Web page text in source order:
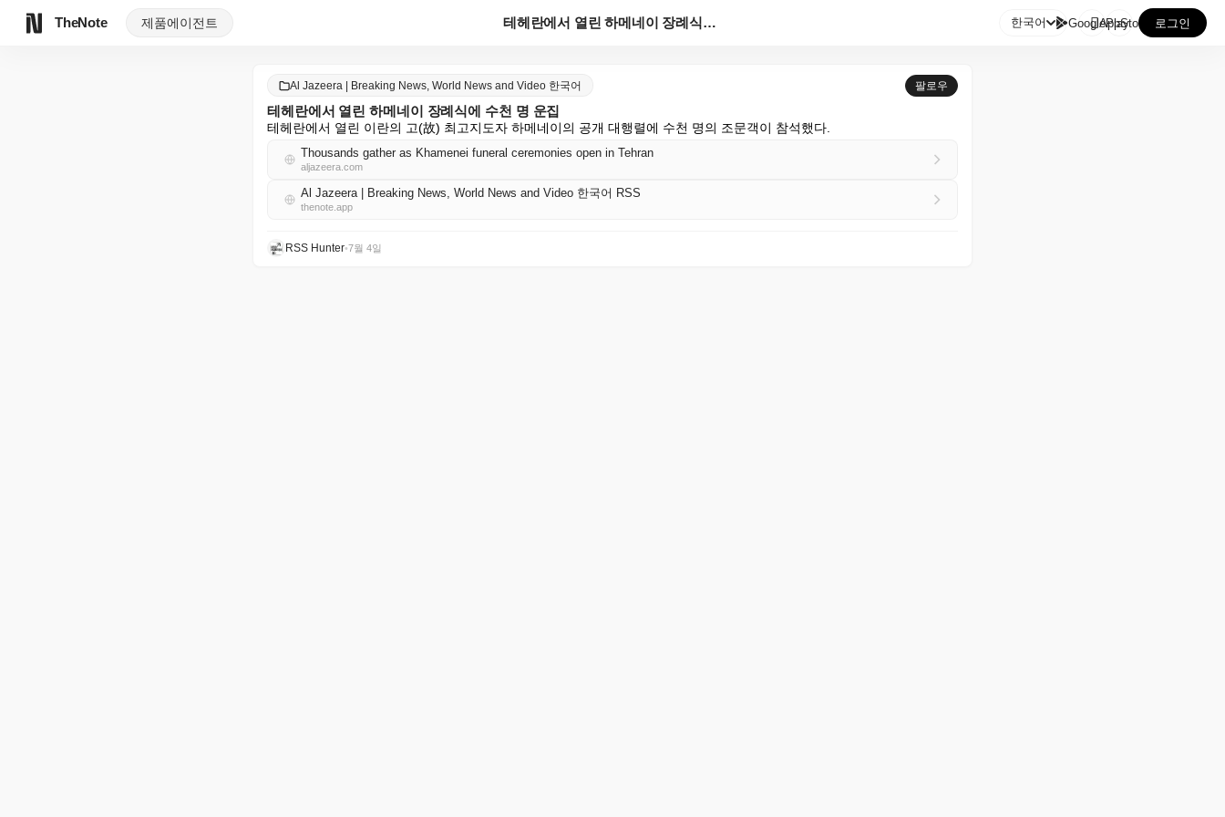
TheNote 제품에이전트 테헤란에서 열린 하메네이 장례식에 수천 명 운집 한국어 GooglePlay
AppStore 로그인
Al Jazeera | Breaking News, World News and Video 한국어 팔로우
테헤란에서 열린 하메네이 장례식에 수천 명 운집
테헤란에서 열린 이란의 고(故) 최고지도자 하메네이의 공개 대행렬에 수천 명의 조문객이 참석했다.
Thousands gather as Khamenei funeral ceremonies open in Tehran
aljazeera.com
Al Jazeera | Breaking News, World News and Video 한국어 RSS
thenote.app
RSS Hunter•7월 4일